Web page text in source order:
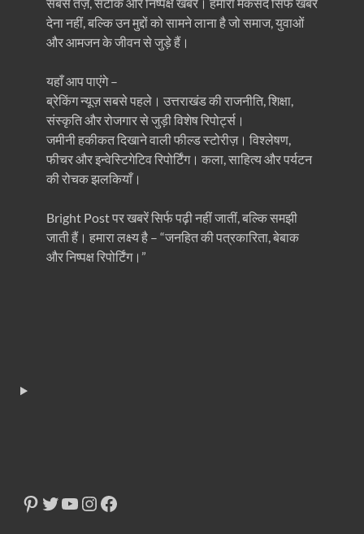
सबसे तेज़, सटीक और निष्पक्ष खबरें। हमारा मकसद सिर्फ खबरें
देना नहीं, बल्कि उन मुद्दों को सामने लाना है जो समाज, युवाओं
और आमजन के जीवन से जुड़े हैं।
यहाँ आप पाएंगे –
ब्रेकिंग न्यूज़ सबसे पहले। उत्तराखंड की राजनीति, शिक्षा,
संस्कृति और रोजगार से जुड़ी विशेष रिपोर्ट्स।
जमीनी हकीकत दिखाने वाली फील्ड स्टोरीज़। विश्लेषण,
फीचर और इन्वेस्टिगेटिव रिपोर्टिंग। कला, साहित्य और पर्यटन
की रोचक झलकियाँ।
Bright Post पर खबरें सिर्फ पढ़ी नहीं जातीं, बल्कि समझी
जाती हैं। हमारा लक्ष्य है – “जनहित की पत्रकारिता, बेबाक
और निष्पक्ष रिपोर्टिंग।”